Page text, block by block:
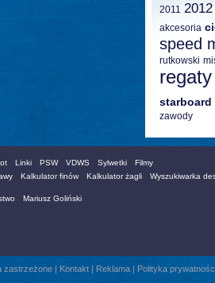
2011 2012
akcesoria
speed
rutkowski
regaty
starboard
zawody
Linki PSW VDWS Sylwetki
Filmy
Kalkulator finów Kalkulator żagli Wyszukiwarka
Mariusz Goliński
zastrzeżone | Kontakt| Reklama| Polityka